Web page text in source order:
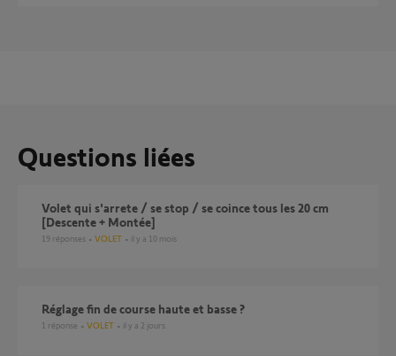
Questions liées
Volet qui s'arrete / se stop / se coince tous les 20 cm
[Descente + Montée]
19 réponses VOLET il y a 10 mois
réglage fin de course haute et basse ?
1 réponse VOLET il y a 2 jours